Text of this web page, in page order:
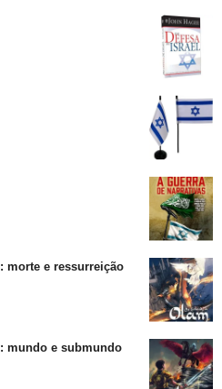
morte e ressurreição
mundo e submundo